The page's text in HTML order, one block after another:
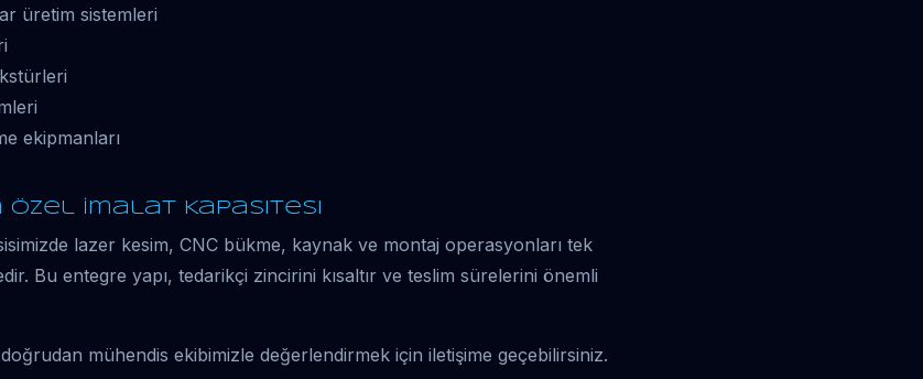
üretim sistemleri
ekipmanları
Özel İmalat Kapasitesi
lazer kesim, CNC bükme, kaynak ve montaj operasyonları tek
Bu entegre yapı, tedarikçi zincirini kısaltır ve teslim sürelerini önemli
mühendis ekibimizle değerlendirmek için iletişime geçebilirsiniz.